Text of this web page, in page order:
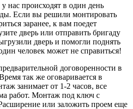
нас происходят в один день
Если вы решили монтировать
заранее, к вам поедет
дверь или отправить бригаду
дверь и помогли поднять
человек может не справиться!
договоренности в
так же оговаривается в
занимает от 1-2 часов, все
работ. Монтаж под ключ с
или заложить проем еще